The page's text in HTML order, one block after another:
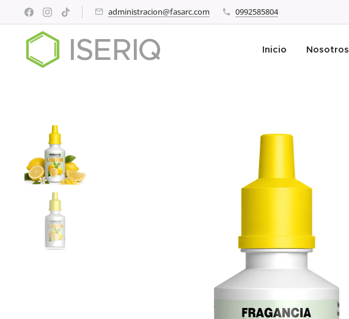
administracion@fasarc.com 0992585804
ISERIQ Inicio Nosotros